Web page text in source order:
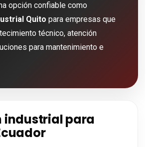
opción confiable como
Quito para empresas que
técnico, atención
para mantenimiento e
industrial para